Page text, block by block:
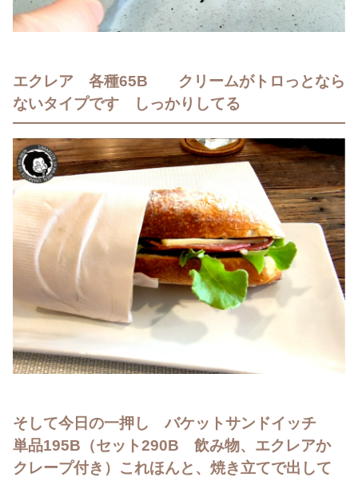
エクレア 各種65B クリームがトロっとなら
ないタイプです しっかりしてる
そして今日の一押し バケットサンドイッチ
単品195B（セット290B 飲み物、エクレアか
クレープ付き）これほんと、焼き立てで出して